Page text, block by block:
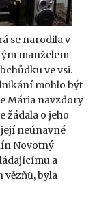
se narodila v
manželem
ve vsi.
mohlo být
Mária navzdory
žádala o jeho
neúnavné
Novotný
a
byla